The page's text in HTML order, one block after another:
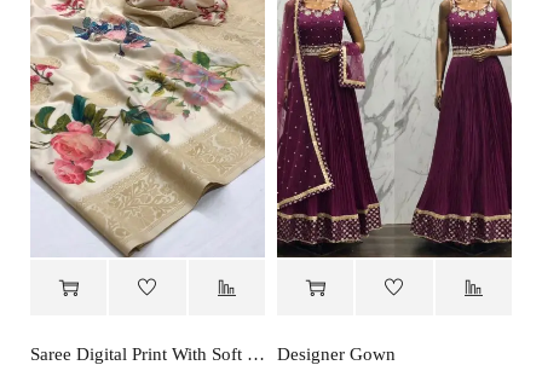
Saree Digital Print With Soft Silk
Designer Gown